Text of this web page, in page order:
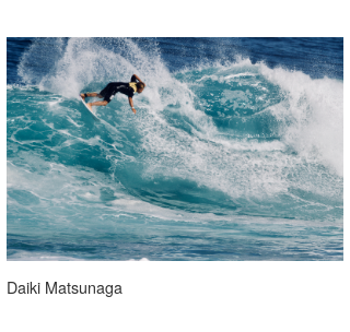
Daiki Matsunaga